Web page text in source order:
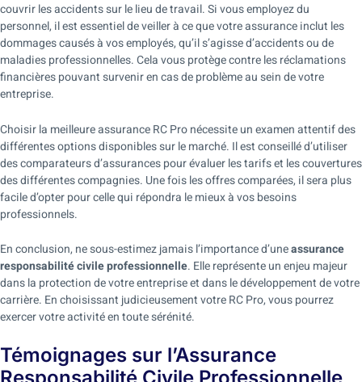
couvrir les accidents sur le lieu de travail. Si vous employez du
personnel, il est essentiel de veiller à ce que votre assurance inclut les
dommages causés à vos employés, qu’il s’agisse d’accidents ou de
maladies professionnelles. Cela vous protège contre les réclamations
financières pouvant survenir en cas de problème au sein de votre
entreprise.
Choisir la meilleure assurance RC Pro nécessite un examen attentif des
différentes options disponibles sur le marché. Il est conseillé d’utiliser
des comparateurs d’assurances pour évaluer les tarifs et les couvertures
des différentes compagnies. Une fois les offres comparées, il sera plus
facile d’opter pour celle qui répondra le mieux à vos besoins
professionnels.
En conclusion, ne sous-estimez jamais l’importance d’uneassurance
responsabilité civile professionnelle. Elle représente un enjeu majeur
dans la protection de votre entreprise et dans le développement de votre
carrière. En choisissant judicieusement votre RC Pro, vous pourrez
exercer votre activité en toute sérénité.
Témoignages sur l’Assurance
Responsabilité Civile Professionnelle